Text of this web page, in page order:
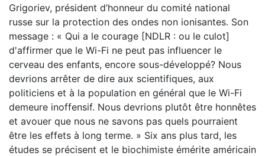
Grigoriev, président d’honneur du comité national
russe sur la protection des ondes non ionisantes. Son
message : « Qui a le courage [NDLR : ou le culot]
d'affirmer que le Wi-Fi ne peut pas influencer le
cerveau des enfants, encore sous-développé? Nous
devrions arrêter de dire aux scientifiques, aux
politiciens et à la population en général que le Wi-Fi
demeure inoffensif. Nous devrions plutôt être honnêtes
et avouer que nous ne savons pas quels pourraient
être les effets à long terme. » Six ans plus tard, les
études se précisent et le biochimiste émérite américain